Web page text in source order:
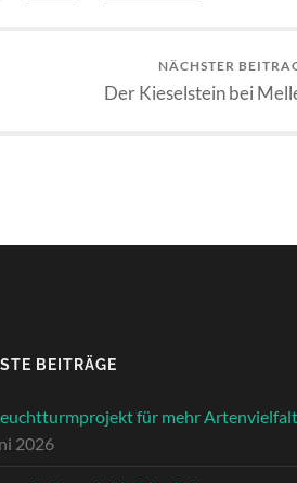
NÄCHSTER
Der Kieselstein bei
BEITRÄGE
für mehr Artenvielfalt
2026